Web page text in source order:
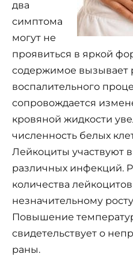
два
симптома
могут не
проявиться в яркой
содержимое вызывает
воспалительного
сопровождается
кровяной жидкости
численность белых
Лейкоциты участвуют
различных инфекций.
количества
незначительному
Повышение
свидетельствует о
раны.